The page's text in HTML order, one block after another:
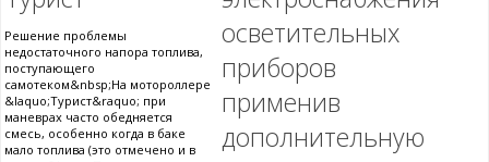
Решение проблемы
недостаточного напора топлива,
поступающего
самотеком&nbsp;На мотороллере
&laquo;Турист&raquo; при
маневрах часто обедняется
смесь, особенно когда в баке
мало топлива (это отмечено и в
осветительных
приборов
применив
дополнительную